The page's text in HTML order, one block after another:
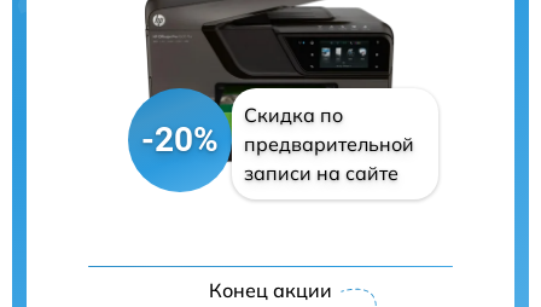
-20%
Скидка по
предварительной
записи на сайте
Конец акции